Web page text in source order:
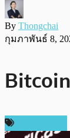
By Thongchai
กุมภาพันธ์ 8,